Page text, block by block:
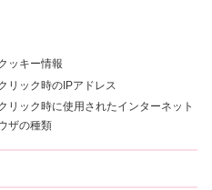
ッキー情報
リック時のIPアドレス
リック時に使用されたインターネット
ザの種類